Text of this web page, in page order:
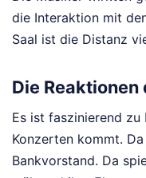
die Interaktion mit
Saal ist die Distanz
Die
Es ist faszinierend
Konzerten kommt.
Bankvorstand. Da